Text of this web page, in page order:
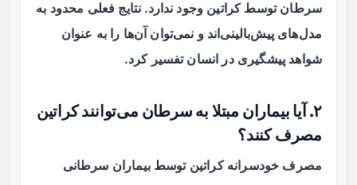
سرطان توسط کراتین وجود ندارد. نتایج فعلی محدود به
مدل‌های پیش‌بالینی‌اند و نمی‌توان آن‌ها را به عنوان
شواهد پیشگیری در انسان تفسیر کرد.
۲. آیا بیماران مبتلا به سرطان می‌توانند کراتین
مصرف کنند؟
مصرف خودسرانه کراتین توسط بیماران سرطانی